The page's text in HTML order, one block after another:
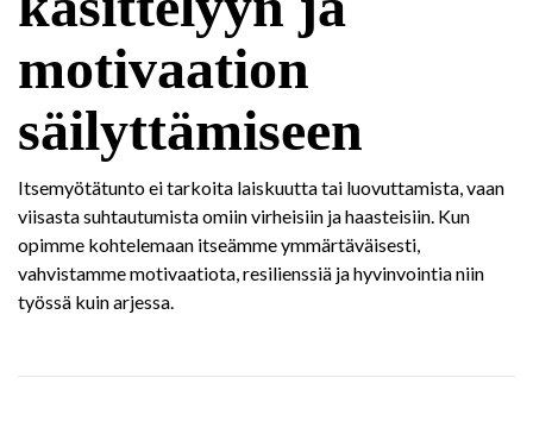
motivaation
säilyttämiseen
Itsemyötätunto ei tarkoita laiskuutta tai luovuttamista, vaan
viisasta suhtautumista omiin virheisiin ja haasteisiin. Kun
opimme kohtelemaan itseämme ymmärtäväisesti,
vahvistamme motivaatiota, resilienssiä ja hyvinvointia niin
työssä kuin arjessa.